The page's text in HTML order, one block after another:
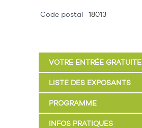
Code postal 18013
VOTRE ENTRÉE GRATUITE
LISTE DES EXPOSANTS
PROGRAMME
INFOS PRATIQUES